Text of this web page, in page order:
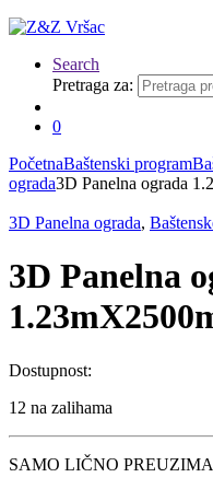
Search
Pretraga za:
0
PočetnaBaštenski program
ograda3D Panelna ograda
3D Panelna ograda,
3D Panelna
Dostupnost:
12 na zalihama
SAMO LIČNO